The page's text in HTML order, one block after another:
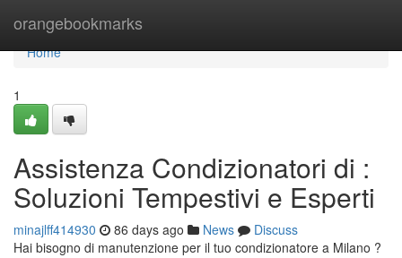
orangebookmarks
Home
Home
1
Assistenza Condizionatori di :
Soluzioni Tempestivi e Esperti
minajlff414930 86 days ago News
Discuss
Hai bisogno di manutenzione per il tuo condizionatore a Milano ?